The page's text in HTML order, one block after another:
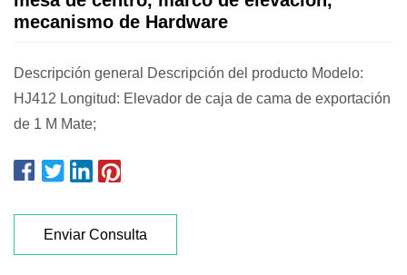
mecanismo de Hardware
Descripción general Descripción del producto Modelo:
HJ412 Longitud: Elevador de caja de cama de exportación
de 1 M Mate;
Enviar Consulta